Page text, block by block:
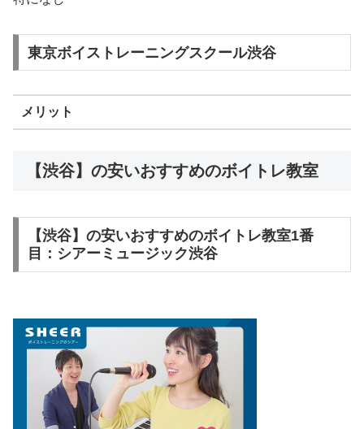
東京ボイストレーニングスクール渋谷
メリット
【渋谷】の安いおすすめのボイトレ教室
【渋谷】の安いおすすめのボイトレ教室1番
目：シアーミュージック渋谷